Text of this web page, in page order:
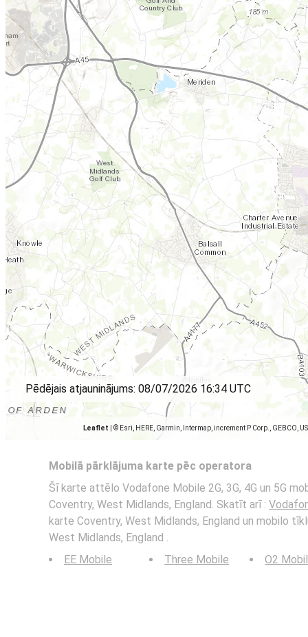
Leaflet © Esri, HERE, Garmin, Intermap, increment P Corp., GEBCO,
Pēdējais atjauninājums: 08/07/2026 16:34 UTC
Mobilā pārklājuma karte pēc operatora
Šī karte attēlo Vodafone Mobile 2G, 3G, 4G un 5G
Coventry, West Midlands, England. Skatīt arī :
karte Coventry, West Midlands, England un mobilo
West Midlands, England .
EE Mobile
Three Mobile O2